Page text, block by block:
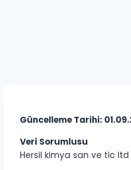
Güncelleme Tarihi:
Veri Sorumlusu
Hersil kimya san ve tic ltd